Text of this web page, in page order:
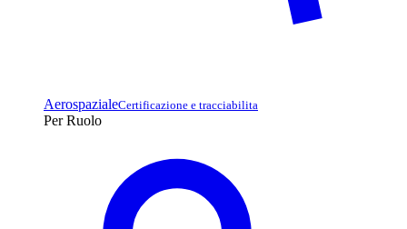
AerospazialeCertificazione e tracciabilita
Per Ruolo